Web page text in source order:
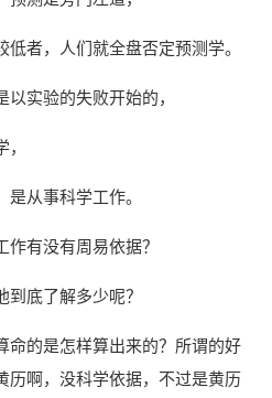
者，人们就全盘否定预测学。
实验的失败开始的，
从事科学工作。
有没有周易依据？
底了解多少呢？
命的是怎样算出来的？所谓的好
历啊，没科学依据，不过是黄历